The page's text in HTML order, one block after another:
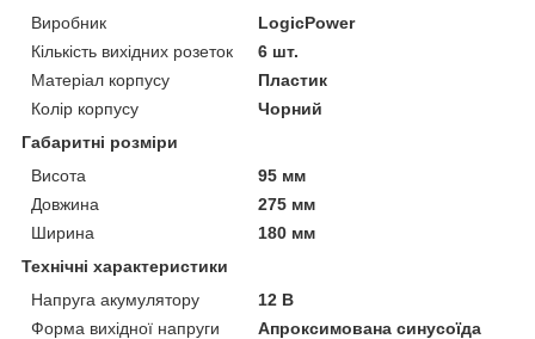
Виробник
LogicPower
Кількість вихідних розеток
6 шт.
Матеріал корпусу
Пластик
Колір корпусу
Чорний
Габаритні розміри
Висота
95 мм
Довжина
275 мм
Ширина
180 мм
Технічні характеристики
Напруга акумулятору
12 В
Форма вихідної напруги
Апроксимована синусоїда